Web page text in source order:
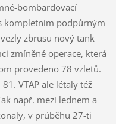
bombardovací
kompletním podpůrným
zbrusu nový tank
zmíněné operace, která
provedeno 78 vzletů.
81. VTAP ale létaly též
např. mezi lednem a
v průběhu 27-ti